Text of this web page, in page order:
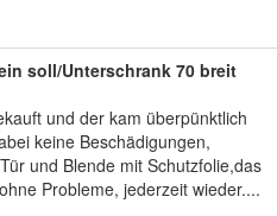
soll/Unterschrank 70 breit
und der kam überpünktlich
keine Beschädigungen,
und Blende mit Schutzfolie,das
Probleme, jederzeit wieder....